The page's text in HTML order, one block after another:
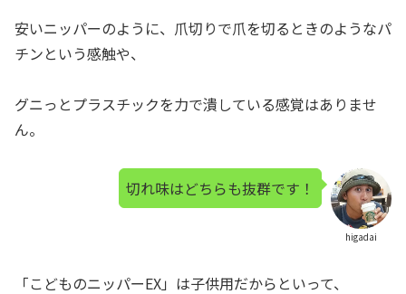
安いニッパーのように、爪切りで爪を切るときのようなパ
チンという感触や、
グニっとプラスチックを力で潰している感覚はありませ
ん。
higadai
切れ味はどちらも抜群です！
「こどものニッパーEX」は子供用だからといって、